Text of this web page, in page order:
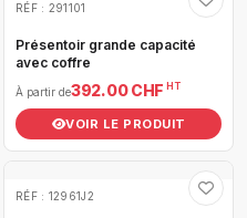
RÉF : 291101
Présentoir grande capacité
avec coffre
À partir de392.00 CHF HT
VOIR LE PRODUIT
RÉF : 12961J2